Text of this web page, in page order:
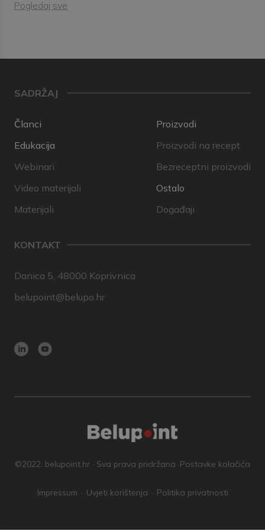
Pogledaj sve
SADRŽAJ
Članci
Edukacija
Webinari
Video materijali
Materijali
Proizvodi
Proizvodi na recept
Bezreceptni proizvodi
Ostalo
Događaji
KONTAKT
Danica 5, 48000 Koprivnica
belupoint@belupo.hr
©2022. belupoint.hr · Sva prava pridržana ·Postavke kolačića
Impressum Uvjeti korištenja Politika privatnosti